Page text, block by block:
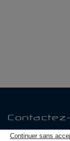
Produits
Continuer sans